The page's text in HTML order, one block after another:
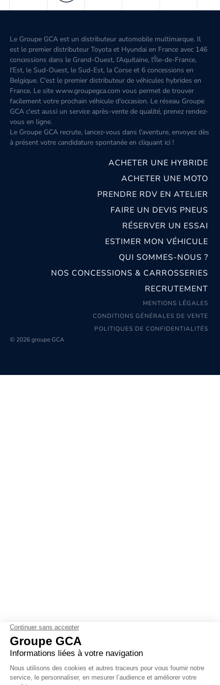
Le Groupe GCA est un distributeur automobile multimarque. Il
est le premier distributeur Toyota et Hyundai en France avec 146
concessions dans le Grand-Ouest, l’Aquitaine, l'Île-de-France,
l'Est, le Sud-Ouest, le Sud-Est, la Corse et 6 concessions en
Belgique. C'est le premier distributeur de véhicules hybrides en
France. Le site www.groupegca.com vous permet de trouver
facilement votre prochain véhicule d'occasion. Le réseau Groupe
GCA c'est aussi un service après-vente de qualité, prenez rendez-
vous en ligne.
Le Groupe GCA recrute, lancez-vous dans l'aventure, envoyez dès
à présent votre candidature spontanée en cliquant ici !
ACHETER UNE HYBRIDE
ACHETER UNE MOTO
PRENDRE RDV EN ATELIER
FAIRE UN DEVIS PNEUS
RÉSERVER UN ESSAI
ESTIMER MON VÉHICULE
QUI SOMMES-NOUS ?
NOS CONCESSIONS & CARROSSERIES
RECRUTEMENT
MENTIONS LÉGALES
CONDITIONS GÉNÉRALES DE VENTE
POLITIQUES DE CONFIDENTIALITÉS
© 2026 groupe GCA